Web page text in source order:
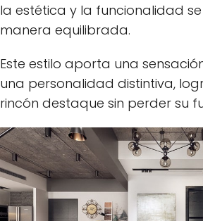
la estética y la funcionalidad
manera equilibrada.
Este estilo aporta una
una personalidad distintiva,
rincón destaque sin perder su